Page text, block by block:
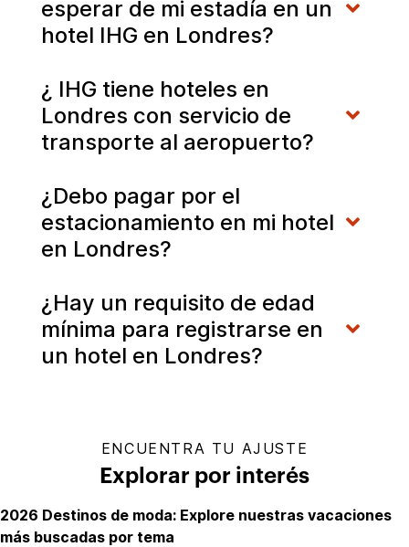
esperar de mi estadía en un
hotel IHG en Londres?
¿ IHG tiene hoteles en
Londres con servicio de
transporte al aeropuerto?
¿Debo pagar por el
estacionamiento en mi hotel
en Londres?
¿Hay un requisito de edad
mínima para registrarse en
un hotel en Londres?
ENCUENTRA TU AJUSTE
Explorar por interés
2026 Destinos de moda: Explore nuestras vacaciones
más buscadas por tema